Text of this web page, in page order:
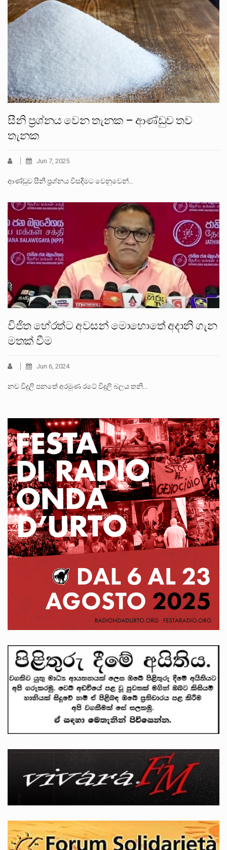
සීනි ප්‍රශ්නය වෙන තැනක – ආණ්ඩුව තව
තැනක
Jun 7, 2025
ආණ්ඩුව සීනි ප්‍රශ්නය විසදීමට වෙනුවෙන්…
විජිත හේරත්ට අවසන් මොහොතේ අදානි ගැන
මතක් වීම
Jun 6, 2024
නව විදුලි පනතේ අරමුණ රටේ විදුලි බලය තනි…